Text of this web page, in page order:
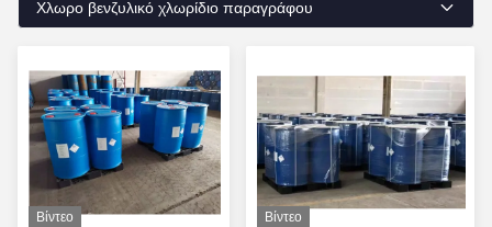
Χλωρο βενζυλικό χλωρίδιο παραγράφου
Βίντεο Βίντεο